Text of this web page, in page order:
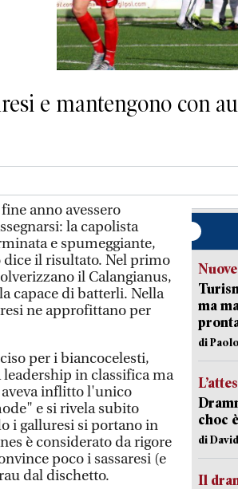
e mantengono con
anno avessero
la capolista
e spumeggiante,
il risultato. Nel primo
il Calangianus,
capace di batterli. Nella
ne approfittano per
per i biancocelesti,
in classifica ma
inflitto l'unico
e si rivela subito
i galluresi si portano in
è considerato da rigore
poco i sassaresi (e
dal dischetto.
ma
di
choc
di
Il